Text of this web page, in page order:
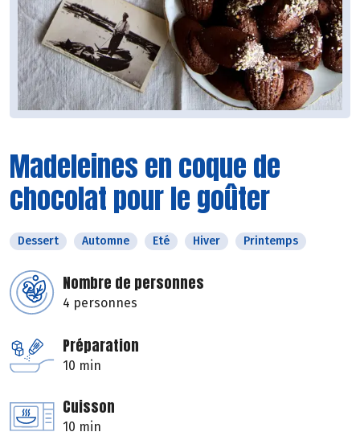
Madeleines en coque de
chocolat pour le goûter
Dessert Automne Eté Hiver Printemps
Nombre de personnes
4 personnes
Préparation
10 min
Cuisson
10 min